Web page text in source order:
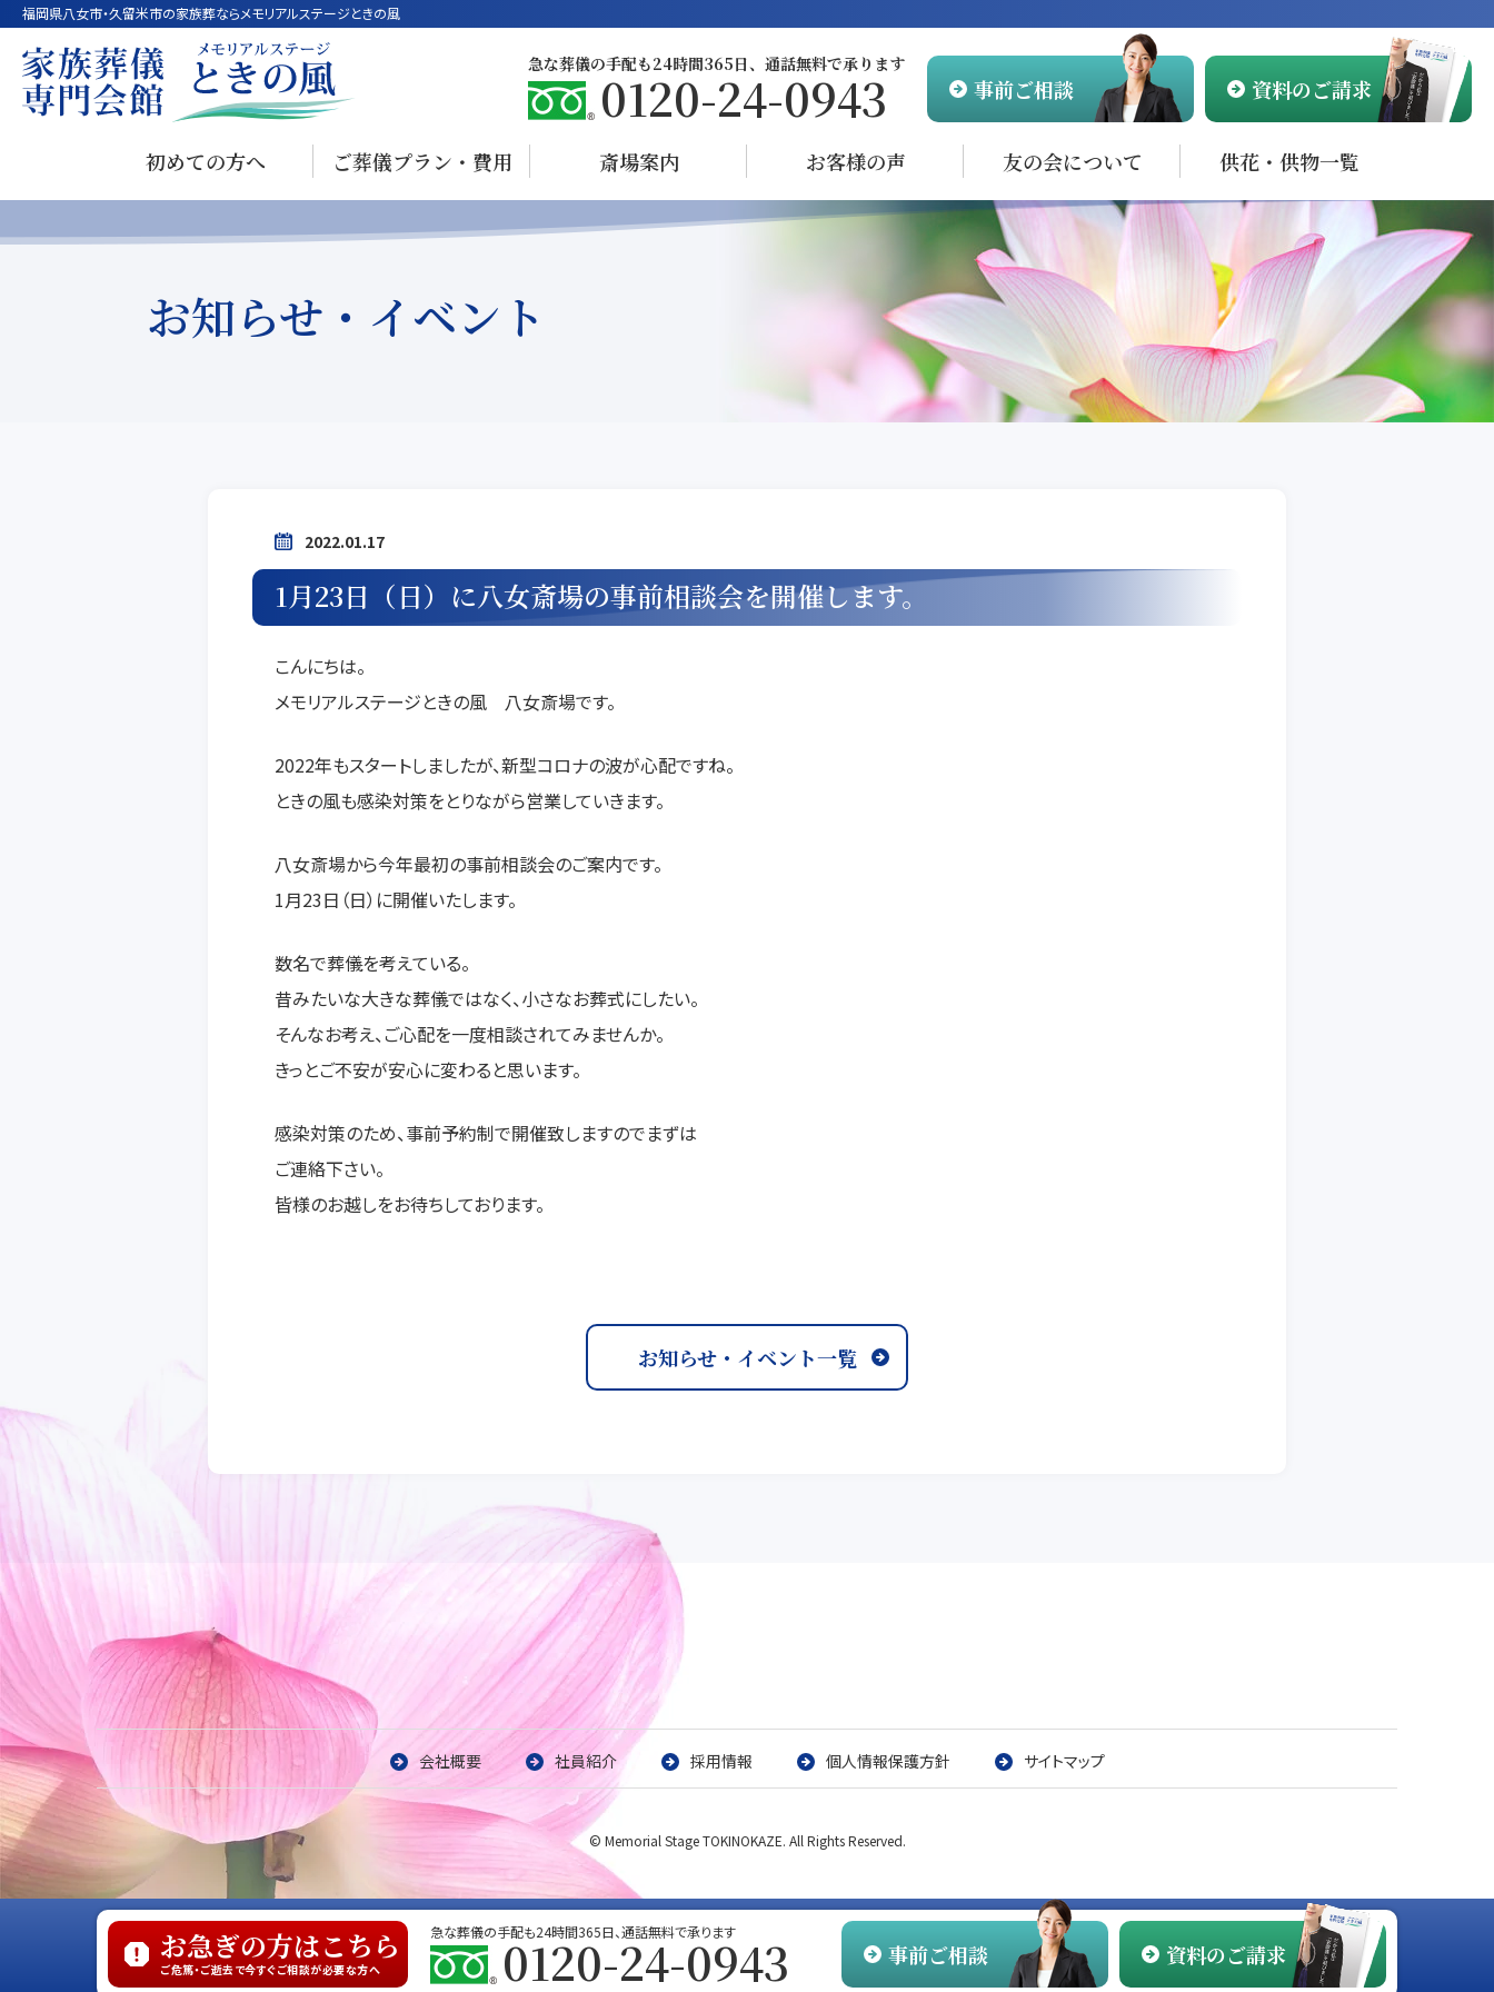
福岡県八女市・久留米市の家族葬ならメモリアルステージときの風
急な葬儀の手配も24時間365日、 通話無料で承ります
0120-24-0943 事前ご相談 資料のご請求
初めての方へ ご葬儀プラン・費用 斎場案内 お客様の声 友の会について 供花・供物一覧
お知らせ・イベント
2022.01.17
1月23日（日）に八女斎場の事前相談会を開催します。
こんにちは。
メモリアルステージときの風 八女斎場です。
2022年もスタートしましたが、新型コロナの波が心配ですね。
ときの風も感染対策をとりながら営業していきます。
八女斎場から今年最初の事前相談会のご案内です。
1月23日（日）に開催いたします。
数名で葬儀を考えている。
昔みたいな大きな葬儀ではなく、小さなお葬式にしたい。
そんなお考え、ご心配を一度相談されてみませんか。
きっとご不安が安心に変わると思います。
感染対策のため、事前予約制で開催致しますのでまずは
ご連絡下さい。
皆様のお越しをお待ちしております。
お知らせ・イベント一覧
会社概要 社員紹介 採用情報 個人情報保護方針 サイトマップ
© Memorial Stage TOKINOKAZE. All Rights Reserved.
お急ぎの方はこちら
ご危篤・ご逝去で今すぐご相談が必要な方へ
急な葬儀の手配も24時間365日、通話無料で承ります
0120-24-0943 事前ご相談 資料のご請求